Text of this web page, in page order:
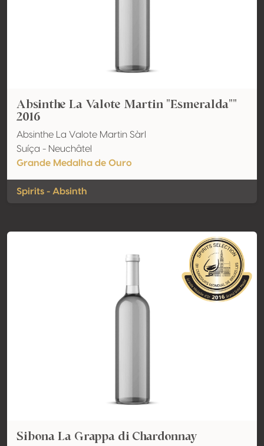
Absinthe La Valote Martin "Esmeralda""
2016
Absinthe La Valote Martin Sàrl
Suíça - Neuchâtel
Grande Medalha de Ouro
Spirits - Absinth
Sibona La Grappa di Chardonnay